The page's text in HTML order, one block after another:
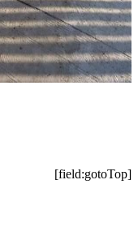
[field:gotoTop]